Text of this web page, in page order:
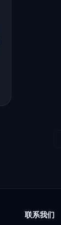
联系我们